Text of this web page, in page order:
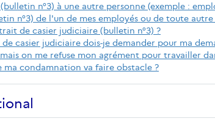
n°3) à une autre personne (exemple :
n°3) de l'un de mes employés ou de toute autre
de casier judiciaire (bulletin n°3) ?
casier judiciaire dois-je demander pour ma
on me refuse mon agrément pour travailler
ma condamnation va faire obstacle ?